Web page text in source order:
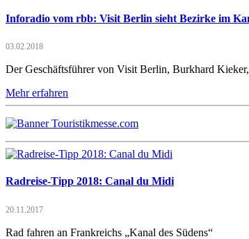
Inforadio vom rbb: Visit Berlin sieht Bezirke im
03.02.2018
Der Geschäftsführer von Visit Berlin, Burkhard
Mehr erfahren
Radreise-Tipp 2018: Canal du Midi
20.11.2017
Rad fahren an Frankreichs „Kanal des Südens“